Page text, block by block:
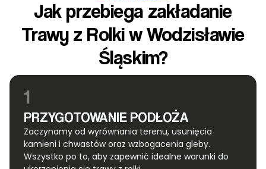
Jak przebiega zakładanie
Trawy z Rolki w Wodzisławie
Śląskim?
1
PRZYGOTOWANIE PODŁOŻA
Zaczynamy od wyrównania terenu, usunięcia
kamieni i chwastów oraz wzbogacenia gleby.
Wszystko po to, aby zapewnić idealne warunki do